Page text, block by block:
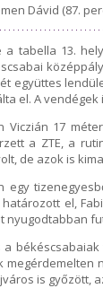
Dávid (87.
a tabella 13.
együttes
el. A
Viczián 17
a ZTE, a
de azok is
egy
el,
nyugodtabban
a
megérdemelten
is győzött,